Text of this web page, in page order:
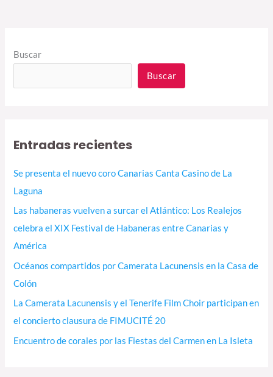
Buscar
Buscar
Entradas recientes
Se presenta el nuevo coro Canarias Canta Casino de La
Laguna
Las habaneras vuelven a surcar el Atlántico: Los Realejos
celebra el XIX Festival de Habaneras entre Canarias y
América
Océanos compartidos por Camerata Lacunensis en la Casa de
Colón
La Camerata Lacunensis y el Tenerife Film Choir participan en
el concierto clausura de FIMUCITÉ 20
Encuentro de corales por las Fiestas del Carmen en La Isleta